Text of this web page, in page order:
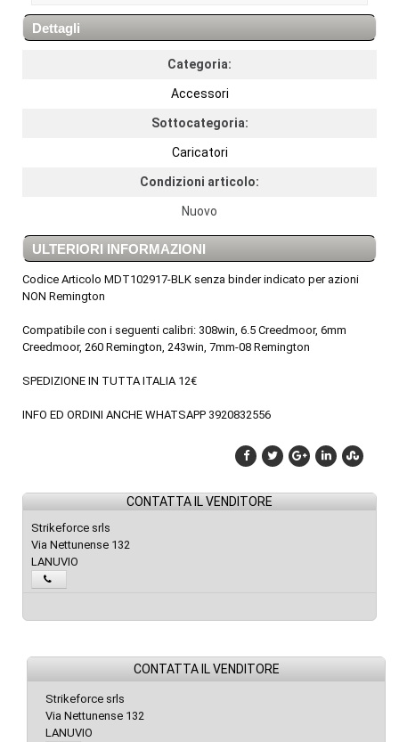
Dettagli
Categoria:
Accessori
Sottocategoria:
Caricatori
Condizioni articolo:
Nuovo
ULTERIORI INFORMAZIONI
Codice Articolo MDT102917-BLK senza binder indicato per azioni
NON Remington
Compatibile con i seguenti calibri: 308win, 6.5 Creedmoor, 6mm
Creedmoor, 260 Remington, 243win, 7mm-08 Remington
SPEDIZIONE IN TUTTA ITALIA 12€
INFO ED ORDINI ANCHE WHATSAPP 3920832556
CONTATTA IL VENDITORE
Strikeforce srls
Via Nettunense 132
LANUVIO
CONTATTA IL VENDITORE
Strikeforce srls
Via Nettunense 132
LANUVIO